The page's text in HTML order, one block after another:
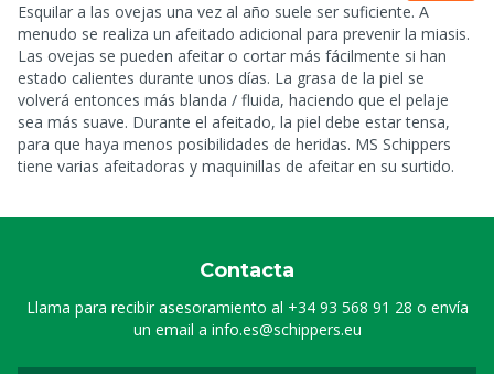
Esquilar a las ovejas una vez al año suele ser suficiente. A
menudo se realiza un afeitado adicional para prevenir la miasis.
Las ovejas se pueden afeitar o cortar más fácilmente si han
estado calientes durante unos días. La grasa de la piel se
volverá entonces más blanda / fluida, haciendo que el pelaje
sea más suave. Durante el afeitado, la piel debe estar tensa,
para que haya menos posibilidades de heridas. MS Schippers
tiene varias afeitadoras y maquinillas de afeitar en su surtido.
Contacta
Llama para recibir asesoramiento al +34 93 568 91 28 o envía
un email a info.es@schippers.eu